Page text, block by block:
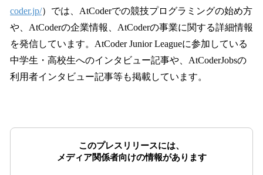
coder.jp/）では、AtCoderでの競技プログラミングの始め方
や、AtCoderの企業情報、AtCoderの事業に関する詳細情報
を発信しています。AtCoder Junior Leagueに参加している
中学生・高校生へのインタビュー記事や、AtCoderJobsの
利用者インタビュー記事等も掲載しています。
このプレスリリースには、
メディア関係者向けの情報があります